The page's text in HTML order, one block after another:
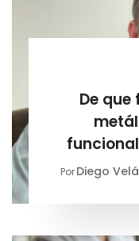
De
PorDiego